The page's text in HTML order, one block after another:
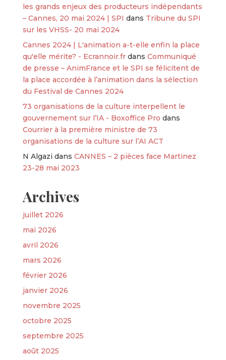
les grands enjeux des producteurs indépendants
– Cannes, 20 mai 2024 | SPI dans Tribune du SPI
sur les VHSS- 20 mai 2024
Cannes 2024 | L'animation a-t-elle enfin la place
qu'elle mérite? - Ecrannoir.frdans Communiqué
de presse – AnimFrance et le SPI se félicitent de
la place accordée à l’animation dans la sélection
du Festival de Cannes 2024
73 organisations de la culture interpellent le
gouvernement sur l’IA - Boxoffice Pro dans
Courrier à la première ministre de 73
organisations de la culture sur l’AI ACT
N Algazi dans CANNES – 2 pièces face Martinez
23-28 mai 2023
Archives
juillet 2026
mai 2026
avril 2026
mars 2026
février 2026
janvier 2026
novembre 2025
octobre 2025
septembre 2025
août 2025